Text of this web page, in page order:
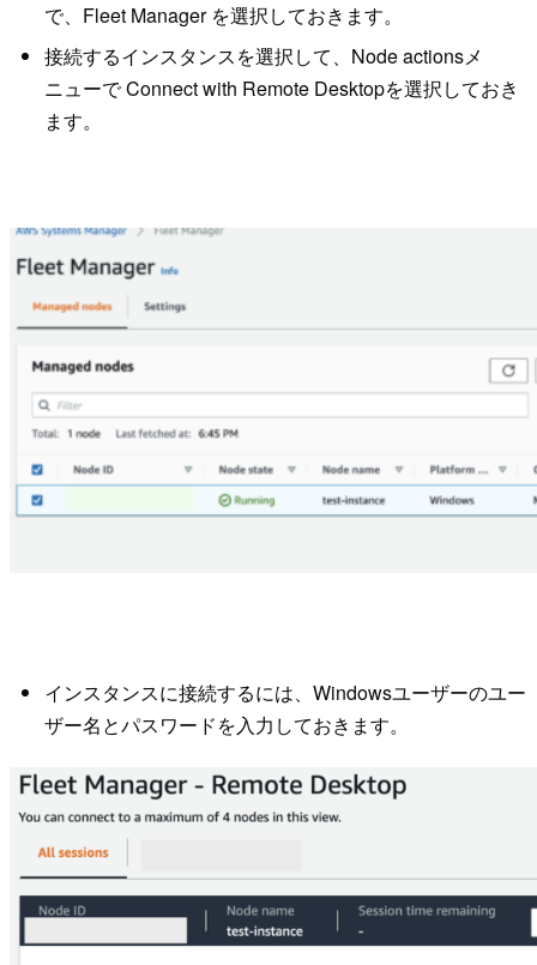
で、Fleet Manager を選択しておきます。
接続するインスタンスを選択して、Node actionsメ
ニューで Connect with Remote Desktopを選択しておき
ます。
インスタンスに接続するには、Windowsユーザーのユー
ザー名とパスワードを入力しておきます。